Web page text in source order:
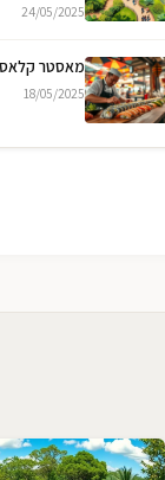
24/05/2025
מאסטר קלאס
18/05/2025